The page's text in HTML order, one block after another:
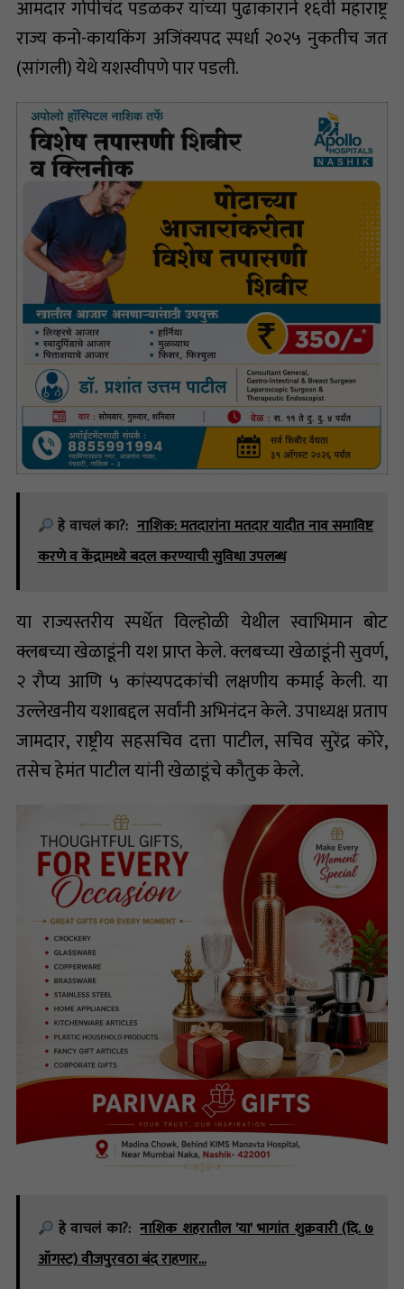
आमदार गोपीचंद पडळकर यांच्या पुढाकाराने १६वी महाराष्ट्र
राज्य कनो-कायकिंग अजिंक्यपद स्पर्धा २०२५ नुकतीच जत
(सांगली) येथे यशस्वीपणे पार पडली.
हे वाचलं का?: नाशिक: मतदारांना मतदार यादीत नाव समाविष्ट
करणे व केंद्रामध्ये बदल करण्याची सुविधा उपलब्ध
या राज्यस्तरीय स्पर्धेत विल्होळी येथील स्वाभिमान बोट
क्लबच्या खेळाडूंनी यश प्राप्त केले. क्लबच्या खेळाडूंनी सुवर्ण,
२ रौप्य आणि ५ कांस्यपदकांची लक्षणीय कमाई केली. या
उल्लेखनीय यशाबद्दल सर्वांनी अभिनंदन केले. उपाध्यक्ष प्रताप
जामदार, राष्ट्रीय सहसचिव दत्ता पाटील, सचिव सुरेंद्र कोरे,
तसेच हेमंत पाटील यांनी खेळाडूंचे कौतुक केले.
हे वाचलं का?: नाशिक शहरातील 'या' भागांत शुक्रवारी (दि. ७
ऑगस्ट) वीजपुरवठा बंद राहणार…